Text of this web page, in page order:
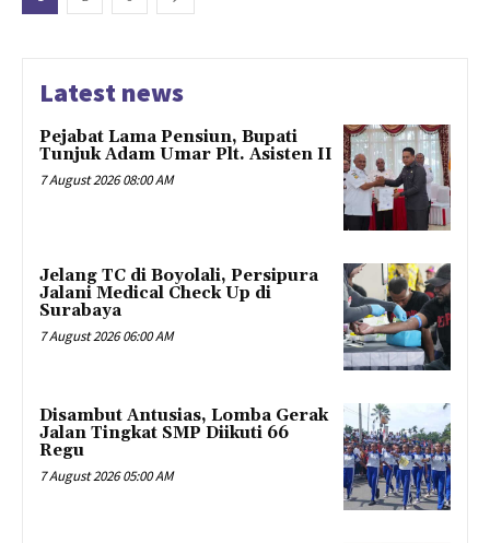
Latest news
Pejabat Lama Pensiun, Bupati
Tunjuk Adam Umar Plt. Asisten II
7 August 2026 08:00 AM
Jelang TC di Boyolali, Persipura
Jalani Medical Check Up di
Surabaya
7 August 2026 06:00 AM
Disambut Antusias, Lomba Gerak
Jalan Tingkat SMP Diikuti 66
Regu
7 August 2026 05:00 AM